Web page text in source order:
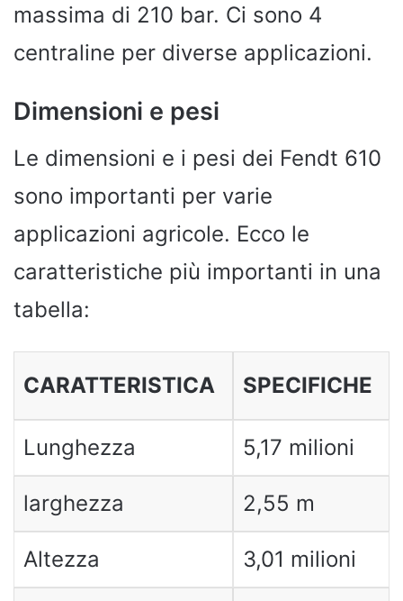
massima di 210 bar. Ci sono 4
centraline per diverse applicazioni.
Dimensioni e pesi
Le dimensioni e i pesi dei Fendt 610
sono importanti per varie
applicazioni agricole. Ecco le
caratteristiche più importanti in una
tabella:
CARATTERISTICA SPECIFICHE
Lunghezza 5,17 milioni
larghezza 2,55 m
Altezza 3,01 milioni